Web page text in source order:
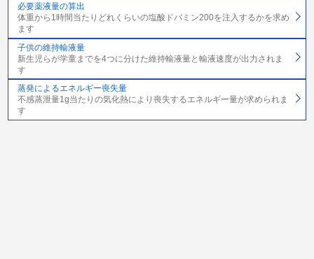
必要薬液量の算出
体重から1時間当たりどれくらいの塩酸ドバミン200を注入するかを求め
ます
子供の維持輸液量
新生児らが学童までを4つに分けた維持輸液量と輸液速度が出力されま
す
蒸発によるエネルギー喪失量
不感蒸泄量1g当たりの気化熱により喪失するエネルギー量が求められま
す